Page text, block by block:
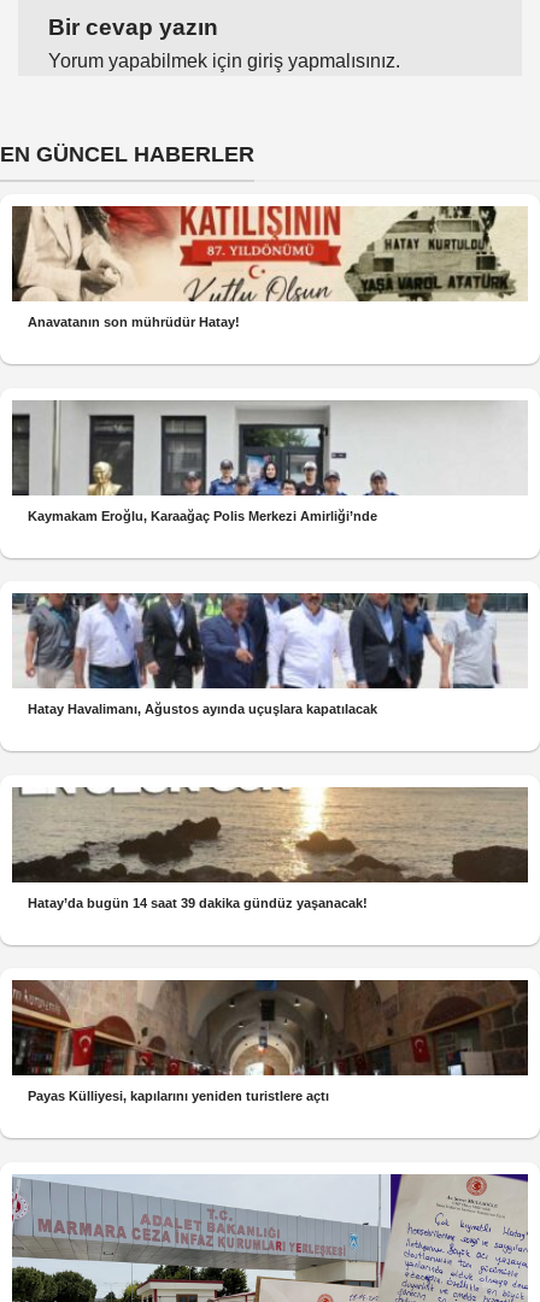
Bir cevap yazın
Yorum yapabilmek için giriş yapmalısınız.
EN GÜNCEL HABERLER
Anavatanın son mührüdür Hatay!
Kaymakam Eroğlu, Karaağaç Polis Merkezi Amirliği’nde
Hatay Havalimanı, Ağustos ayında uçuşlara kapatılacak
Hatay’da bugün 14 saat 39 dakika gündüz yaşanacak!
Payas Külliyesi, kapılarını yeniden turistlere açtı